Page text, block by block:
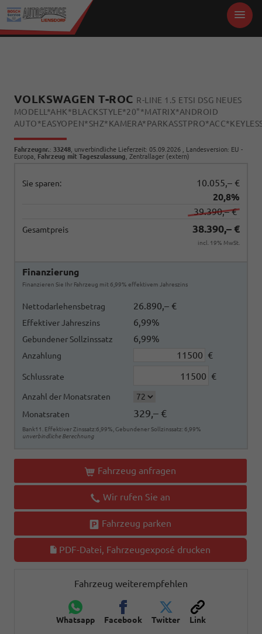
VOLKSWAGEN T-ROC R-LINE 1.5 ETSI DSG NEUES
MODELL*AHK*BLACKSTYLE*20"*MATRIX*ANDROID
Fahrzeugnr.: 33248 , unverbindliche Lieferzeit: 05.09.2026 , Landesversion: EU -
Europa, Fahrzeug mit Tageszulassung , Zentrallager (extern)
Sie sparen:
10.055,– €
20,8%
39.390,– €
Gesamtpreis 38.390,– €
incl. 19% MwSt.
Finanzierung
Finanzieren Sie Ihr Fahrzeug mit 6,99% effektivem Jahreszins
Nettodarlehensbetrag 26.890,– €
Effektiver Jahreszins 6,99%
Gebundener Sollzinssatz 6,99%
Anzahlung €
Schlussrate €
Anzahl der Monatsraten
Monatsraten
329,– €
Bank11. Effektiver Zinssatz:6,99%, Gebundener Sollzinssatz: 6,99%
unverbindliche Berechnung
Fahrzeug anfragen
Wir rufen Sie an
Fahrzeug parken
PDF-Datei, Fahrzeugexposé drucken
Fahrzeug weiterempfehlen
Whatsapp Facebook Twitter Link